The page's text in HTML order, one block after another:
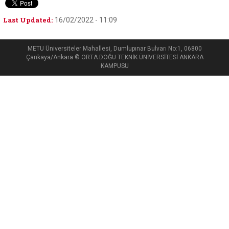
Last Updated: 16/02/2022 - 11:09
METU Üniversiteler Mahallesi, Dumlupınar Bulvarı No:1, 06800
Çankaya/Ankara © ORTA DOĞU TEKNİK ÜNİVERSİTESİ ANKARA
KAMPUSU